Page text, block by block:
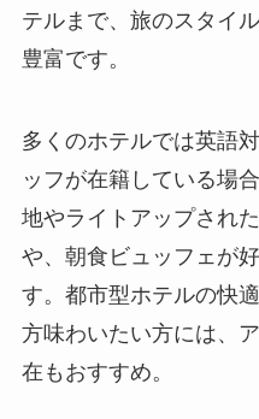
テルまで、旅のスタイ
豊富です。
多くのホテルでは英語
ッフが在籍している場
地やライトアップされ
や、朝食ビュッフェが
す。都市型ホテルの快
方味わいたい方には、
在もおすすめ。